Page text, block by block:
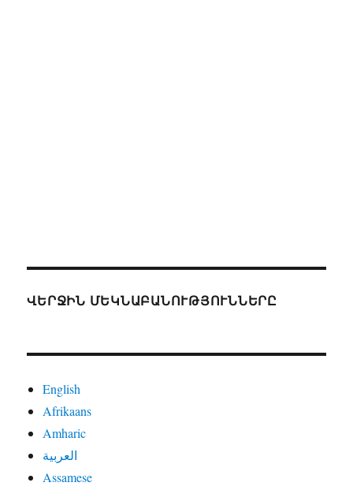
ՎԵՐՋԻՆ ՄԵԿՆԱԲԱՆՈՒԹՅՈՒՆՆԵՐԸ
English
Afrikaans
Amharic
العربية
Assamese